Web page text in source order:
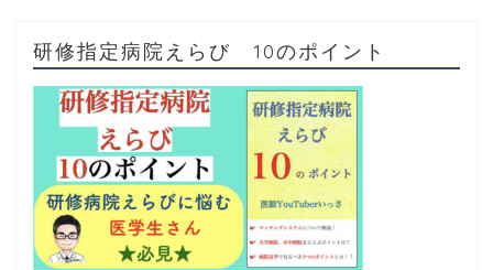
研修指定病院えらび 10のポイント